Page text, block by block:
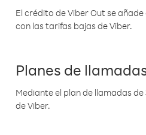
El crédito de Viber Out se
con las tarifas bajas de Viber.
Planes de
Mediante el plan de llamadas
de Viber.